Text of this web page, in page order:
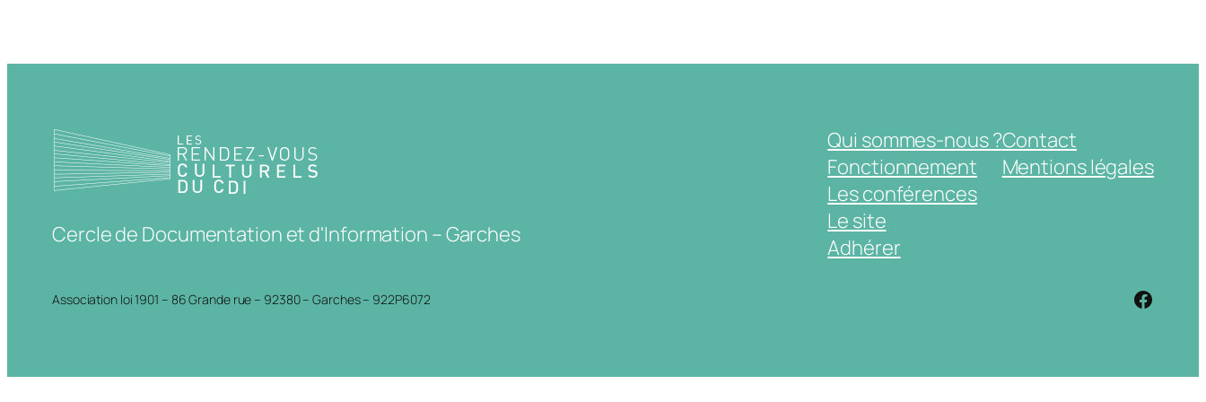
Cercle de Documentation et d'Information – Garches
Qui sommes-nous ?
Fonctionnement
Les conférences
Le site
Adhérer
Contact
Mentions légales
Association loi 1901 – 86 Grande rue – 92380 – Garches – 922P6072